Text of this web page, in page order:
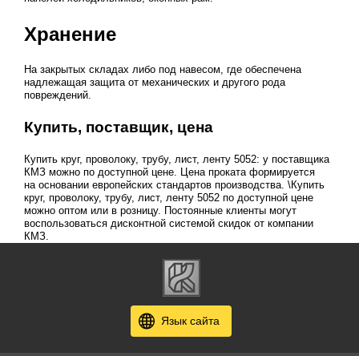
Хранение
На закрытых складах либо под навесом, где обеспечена
надлежащая защита от механических и другого рода
повреждений.
Купить, поставщик, цена
Купить круг, проволоку, трубу, лист, ленту 5052: у поставщика
КМЗ можно по доступной цене. Цена проката формируется
на основании европейских стандартов производства. \Купить
круг, проволоку, трубу, лист, ленту 5052 по доступной цене
можно оптом или в розницу. Постоянные клиенты могут
воспользоваться дисконтной системой скидок от компании
КМЗ.
Язык сайта